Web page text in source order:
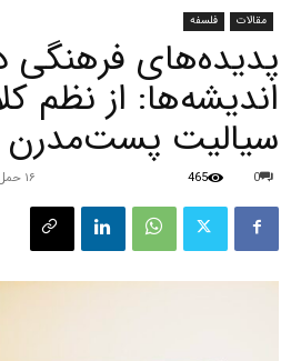
مقالات فلسفه
پدیده‌های
اندیشه‌ها: از نظم
سیالیت پست‌مدرن
۱۶ حمل ۱۴۰۴ 0
465